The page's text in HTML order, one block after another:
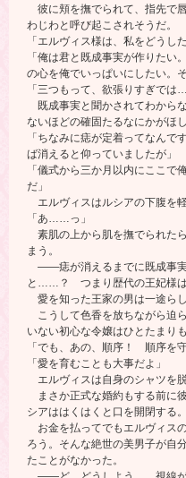
彼に頬を撫でられて、指先で
わじわと呼び起こされそうだ。
「エルヴィス様は、私をどうし
「俺は君と既成事実が作りたい
の心を俺でいっぱいにしたい。
「三つもって、欲張りすぎでは
既成事実と聞かされてわから
ないほどの確固たるなにかがほ
「ちなみに痣が定着ってなん
ば消えると仰っていましたが」
「儀式から三か月以内にここで
だ」
エルヴィスはルシアの下腹を軽
「あ……っ」
素肌の上から肌を撫でられた
まう。
――痣が消えるまでに既成事実
と……？ つまり歴代の王妃様
愛を知った王家の男は一途ら
こうして色香を放ちながら迫
いない初心な令嬢はひとたまり
「でも、あの、順序！ 順序を
「愛を育むことも大事だよ」
エルヴィスは自身のシャツを脱
まさか正式な婚約もする前に
シアははくはくと口を開閉する。
お金を払ってでもエルヴィス
ろう。そんな絶世の美男子が自
たことがなかった。